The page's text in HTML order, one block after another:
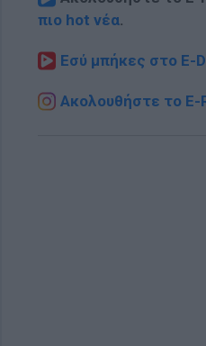
πιο hot νέα.
Εσύ μπήκες στο E-
Ακολουθήστε το E-